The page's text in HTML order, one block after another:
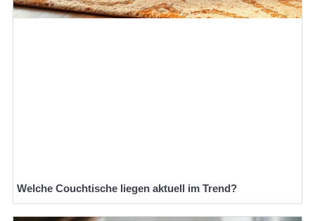
Welche Couchtische liegen aktuell im Trend?